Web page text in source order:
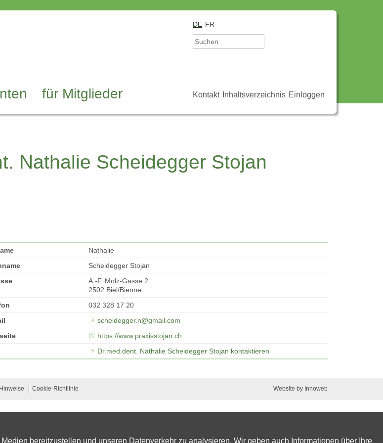
bereitzustellen und unseren Datenverkehr zu analysieren. Wir geben auch Informationen über Ihre
DE FR
Kontakt Inhaltsverzeichnis Einloggen
für Mitglieder
Nathalie Scheidegger Stojan
Nathalie
Scheidegger Stojan
A.-F. Molz-Gasse 2
2502 Biel/Bienne
032 328 17 20
scheidegger.n@gmail.com
https://www.praxisstojan.ch
Dr.med.dent. Nathalie Scheidegger Stojan kontaktieren
Cookie-Richtlinie Website by Innoweb